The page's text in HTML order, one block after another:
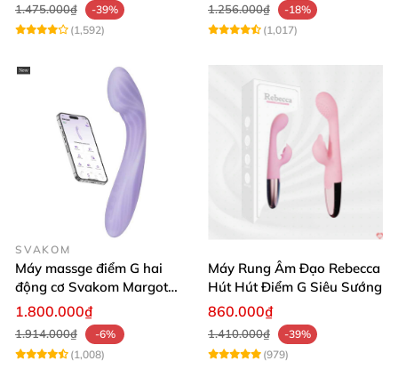
1.475.000₫
-39%
(1,592)
1.256.000₫
-18%
(1,017)
SVAKOM
Máy massge điểm G hai
động cơ Svakom Margot
điều khiển qua app
1.800.000₫
1.914.000₫
-6%
(1,008)
Máy Rung Âm Đạo Rebecca
Hút Hút Điểm G Siêu Sướng
860.000₫
1.410.000₫
-39%
(979)